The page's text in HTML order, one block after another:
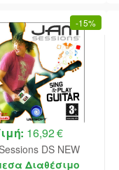
-15%
16,92 €
DS NEW
Διαθέσιμο